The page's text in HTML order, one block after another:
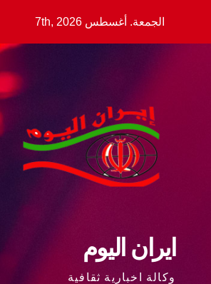
الجمعة. أغسطس 7th, 2026
ايران اليوم
وكالة اخبارية ثقافية